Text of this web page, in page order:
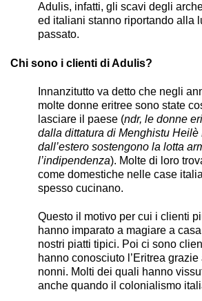
Adulis, infatti, gli scavi degli
ed italiani stanno riportando alla
passato.
Chi sono i clienti di Adulis?
Innanzitutto va detto che negli
molte donne eritree sono state
lasciare il paese (ndr, le donne
dalla dittatura di Menghistu Heilè
dall’estero sostengono la lotta
l’indipendenza). Molte di loro
come domestiche nelle case
spesso cucinano.
Questo il motivo per cui i clienti
hanno imparato a magiare a
nostri piatti tipici. Poi ci sono
hanno conosciuto l’Eritrea
nonni. Molti dei quali hanno
anche quando il colonialismo